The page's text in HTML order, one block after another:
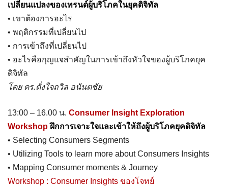
เปลี่ยนแปลงของเทรนด์ผู้บริโภคในยุคดิจิทัล
• เขาต้องการอะไร
• พฤติกรรมที่เปลี่ยนไป
• การเข้าถึงที่เปลี่ยนไป
• อะไรคือกุญแจสำคัญในการเข้าถึงหัวใจของผู้บริโภคยุค
ดิจิทัล
โดย ดร.ดั่งใจถวิล อนันตชัย
13:00 – 16.00 น. Consumer Insight Exploration
Workshopฝึกการเจาะใจและเข้าให้ถึงผู้บริโภคยุคดิจิทัล
• Selecting Consumers Segments
• Utilizing Tools to learn more about Consumers Insights
• Mapping Consumer moments & Journey
Workshop : Consumer Insights ของโจทย์